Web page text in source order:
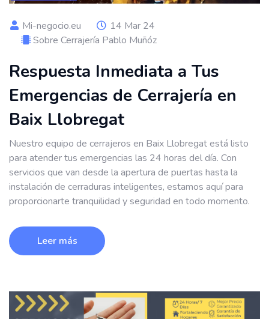
Mi-negocio.eu
14 Mar 24
Sobre Cerrajería Pablo Muñóz
Respuesta Inmediata a Tus
Emergencias de Cerrajería en
Baix Llobregat
Nuestro equipo de cerrajeros en Baix Llobregat está listo
para atender tus emergencias las 24 horas del día. Con
servicios que van desde la apertura de puertas hasta la
instalación de cerraduras inteligentes, estamos aquí para
proporcionarte tranquilidad y seguridad en todo momento.
Leer más